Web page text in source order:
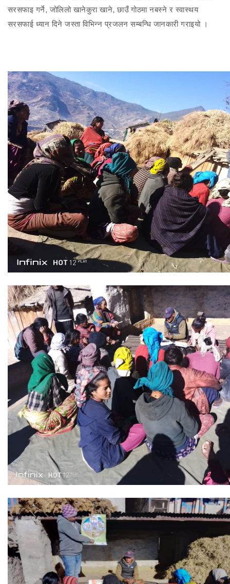
सरसफाइ गर्ने, जोलिलो खानेकुरा खाने, छाउँ गोठमा नबस्ने र स्वास्थय
सरसफाई ध्यान दिने जस्ता विभिन्न प्रजलन सम्बन्धि जानकारी गराइयो ।